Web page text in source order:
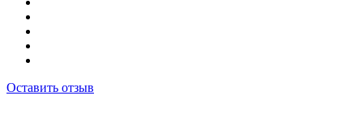
Оставить отзыв